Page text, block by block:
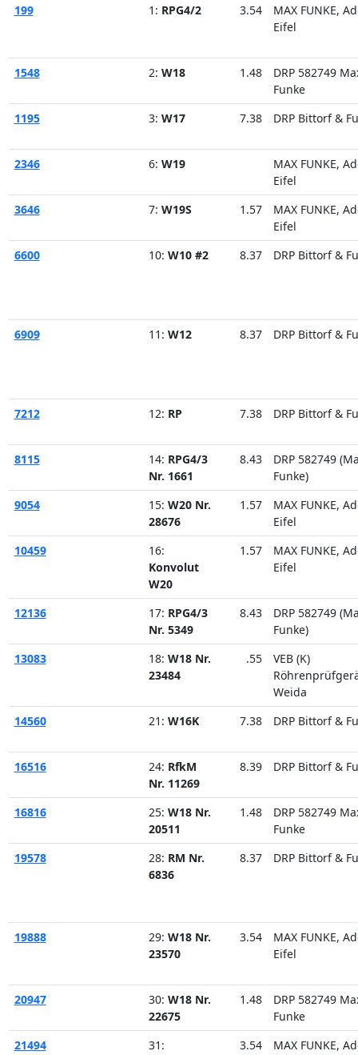
199 1: RPG4/2 3.54
MAX FUNKE,
Eifel
1548 2: W18 1.48
DRP 582749
Funke
1195
3: W17 7.38 DRP Bittorf &
2346 6: W19
MAX FUNKE,
Eifel
3646
7: W19S 1.57
MAX FUNKE,
Eifel
6600
10: W10 #2 8.37 DRP Bittorf &
6909 11: W12 8.37 DRP Bittorf &
7212 12: RP 7.38 DRP Bittorf &
8115 14: RPG4/3
Nr. 1661
8.43
DRP 582749
Funke)
9054
15: W20 Nr.
28676
1.57
MAX FUNKE,
Eifel
10459
16:
Konvolut
W20
1.57
MAX FUNKE,
Eifel
12136 17: RPG4/3
Nr. 5349
8.43
DRP 582749
Funke)
13083
18: W18 Nr.
23484
.55
VEB (K)
Weida
14560
21: W16K 7.38 DRP Bittorf &
16516 24: RfkM
Nr. 11269
8.39 DRP Bittorf &
16816 25: W18 Nr.
20511
1.48
DRP 582749
Funke
19578
28: RM Nr.
6836
8.37 DRP Bittorf &
19888 29: W18 Nr.
23570
3.54
MAX FUNKE,
Eifel
20947 30: W18 Nr.
22675
1.48
DRP 582749
Funke
21494
31:
3.54
MAX FUNKE,